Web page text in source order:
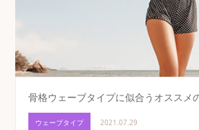
骨格ウェーブタイプに似合うオススメ
ウェーブタイプ 2021.07.29